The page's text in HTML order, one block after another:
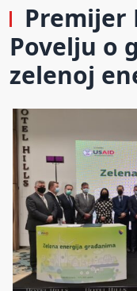
Premijer
Povelju o
zelenoj